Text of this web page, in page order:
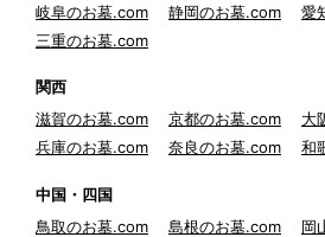
岐阜のお墓.com
静岡のお墓.com
愛
三重のお墓.com
関西
滋賀のお墓.com
京都のお墓.com
大
兵庫のお墓.com
奈良のお墓.com 和
中国・四国
鳥取のお墓.com
島根のお墓.com
岡